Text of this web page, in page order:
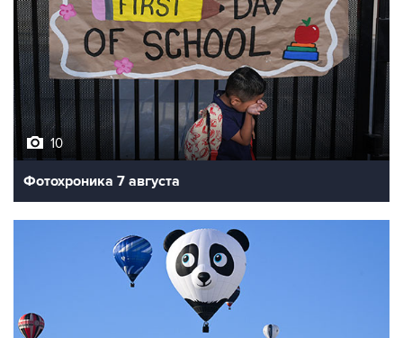
10
Фотохроника 7 августа